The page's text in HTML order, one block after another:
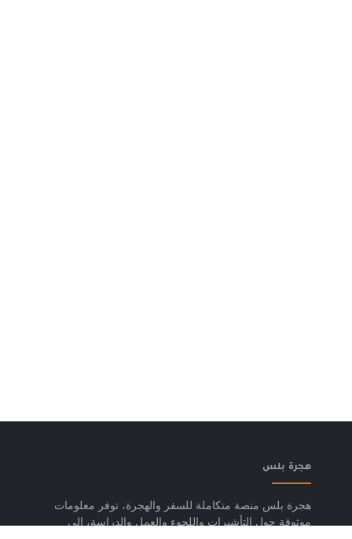
هجرة بلس
هجرة بلس منصة متكاملة للسفر والهجرة، توفر معلومات
موثوقة حول التأشيرات واللجوء والعمل والدراسة، إلى